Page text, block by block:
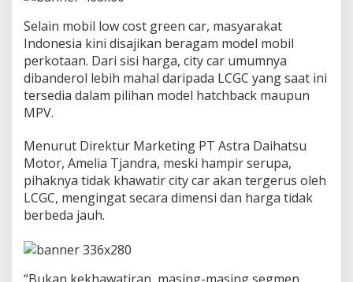
K
a
l
h
J
h
a
r
i
Selain mobil low cost green car, masyarakat
Indonesia kini disajikan beragam model mobil
perkotaan. Dari sisi harga, city car umumnya
dibanderol lebih mahal daripada LCGC yang saat ini
tersedia dalam pilihan model hatchback maupun
MPV.
Menurut Direktur Marketing PT Astra Daihatsu
Motor, Amelia Tjandra, meski hampir serupa,
pihaknya tidak khawatir city car akan tergerus oleh
LCGC, mengingat secara dimensi dan harga tidak
berbeda jauh.